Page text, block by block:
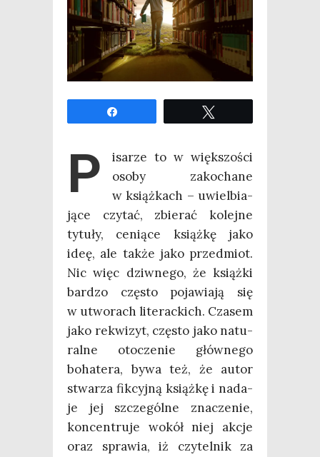
P
isa­rze to w więk­szo­ści
oso­by zako­cha­ne
w książ­kach – uwiel­bia­
ją­ce czy­tać, zbie­rać kolej­ne
tytu­ły, cenią­ce książ­kę jako
ideę, ale tak­że jako przed­miot.
Nic więc dziw­ne­go, że książ­ki
bar­dzo czę­sto poja­wia­ją się
w utwo­rach lite­rac­kich. Cza­sem
jako rekwi­zyt, czę­sto jako natu­
ral­ne oto­cze­nie głów­ne­go
boha­te­ra, bywa też, że autor
stwa­rza fik­cyj­ną książ­kę i nada­
je jej szcze­gól­ne zna­cze­nie,
kon­cen­tru­je wokół niej akcje
oraz spra­wia, iż czy­tel­nik za